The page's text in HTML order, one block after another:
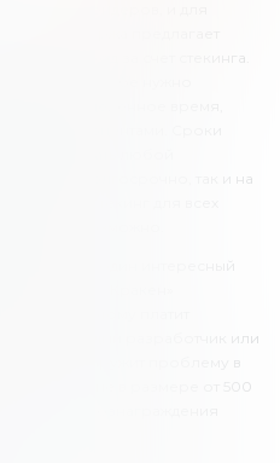
трейдеров, и для
биржа предлагает
доход за счет стекинга.
депозит, тебе нужно
на определенное время,
тебе с процентами. Сроки
выбрать любой
как долгосрочно, так и на
стекинг для всех
это возможно.
еще один интересный
Bounty. «Кракен»
поэтому платит
баги. Каждый разработчик или
обнаружит проблему в
в размере от 500
Все вознаграждения